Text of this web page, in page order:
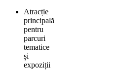
Atracție
principală
pentru
parcuri
tematice
și
expoziții